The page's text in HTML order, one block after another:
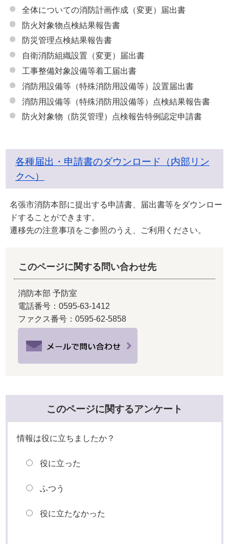
全体についての消防計画作成（変更）届出書
防火対象物点検結果報告書
防災管理点検結果報告書
⾃衛消防組織設置（変更）届出書
⼯事整備対象設備等着⼯届出書
消防⽤設備等（特殊消防⽤設備等）設置届出書
消防用設備等（特殊消防用設備等）点検結果報告書
防火対象物（防災管理）点検報告特例認定申請書
各種届出・申請書のダウンロード（内部リン
クへ）
名張市消防本部に提出する申請書、届出書等をダウンロー
ドすることができます。
遷移先の注意事項をご参照のうえ、ご利用ください。
このページに関する問い合わせ先
消防本部 予防室
電話番号：0595-63-1412
ファクス番号：0595-62-5858
このページに関するアンケート
情報は役に立ちましたか？
役に立った
ふつう
役に立たなかった